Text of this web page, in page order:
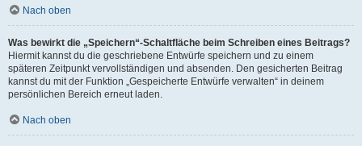
Nach oben
Was bewirkt die „Speichern“-Schaltfläche beim Schreiben eines Beitrags?
Hiermit kannst du die geschriebene Entwürfe speichern und zu einem
späteren Zeitpunkt vervollständigen und absenden. Den gesicherten Beitrag
kannst du mit der Funktion „Gespeicherte Entwürfe verwalten“ in deinem
persönlichen Bereich erneut laden.
Nach oben